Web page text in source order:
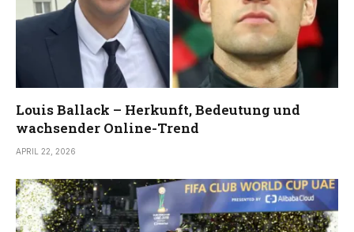
Louis Ballack – Herkunft, Bedeutung und
wachsender Online-Trend
APRIL 22, 2026